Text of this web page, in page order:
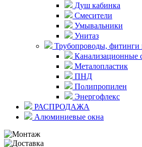
Душ кабинка
Смесители
Умывальники
Унитаз
Трубопроводы, фитинги
Канализационные
Металопластик
ПНД
Полипропилен
Энергофлекс
РАСПРОДАЖА
Алюминиевые окна